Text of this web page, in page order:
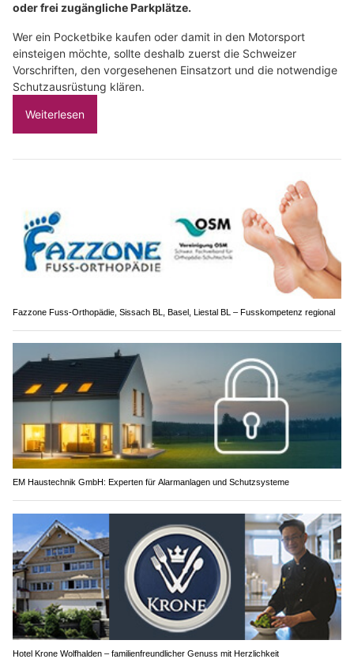
oder frei zugängliche Parkplätze.
Wer ein Pocketbike kaufen oder damit in den Motorsport
einsteigen möchte, sollte deshalb zuerst die Schweizer
Vorschriften, den vorgesehenen Einsatzort und die notwendige
Schutzausrüstung klären.
Weiterlesen
Fazzone Fuss-Orthopädie, Sissach BL, Basel, Liestal BL – Fusskompetenz regional
EM Haustechnik GmbH: Experten für Alarmanlagen und Schutzsysteme
Hotel Krone Wolfhalden – familienfreundlicher Genuss mit Herzlichkeit